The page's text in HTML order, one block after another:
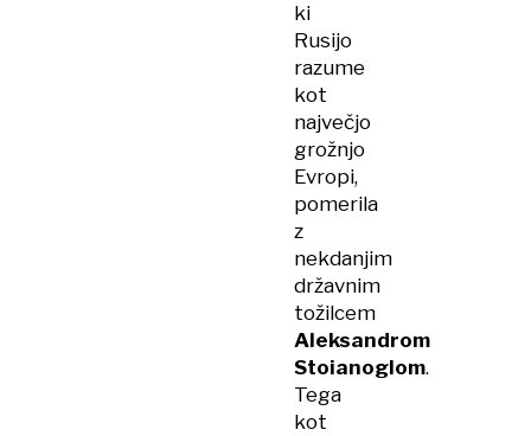
ki
Rusijo
razume
kot
največjo
grožnjo
Evropi,
pomerila
z
nekdanjim
državnim
tožilcem
Aleksandrom
Stoianoglom.
Tega
kot